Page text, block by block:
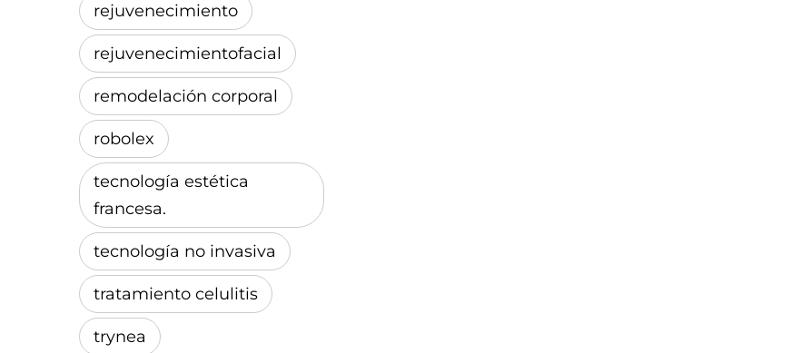
rejuvenecimiento
rejuvenecimientofacial
remodelación corporal
robolex
tecnología estética
francesa.
tecnología no invasiva
tratamiento celulitis
trynea